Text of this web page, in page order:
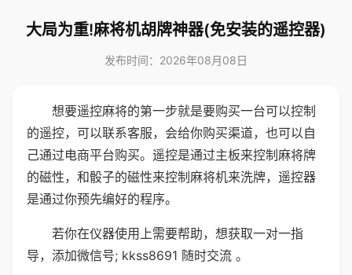
大局为重!麻将机胡牌神器(免安装的遥控器)
发布时间：2026年08月08日
想要遥控麻将的第一步就是要购买一台可以控制
的遥控，可以联系客服，会给你购买渠道，也可以自
己通过电商平台购买。遥控是通过主板来控制麻将牌
的磁性，和骰子的磁性来控制麻将机来洗牌，遥控器
是通过你预先编好的程序。
若你在仪器使用上需要帮助，想获取一对一指
导，添加微信号; kkss8691 随时交流 。